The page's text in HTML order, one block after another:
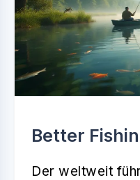
Better
Der weltweit